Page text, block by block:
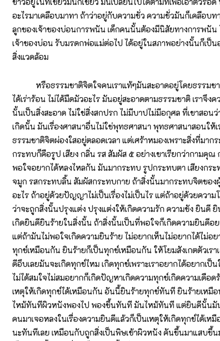
อะไรมาเคลือบมาทา ถ้าว่าอยู่กับความชั่ว ความชั่วมันก็เคลือบท
ลูกของเจ้าของบ่อนการพนัน เด็กคนนั้นต้องมีนิสัยทางการพนัน
เจ้าของบ่อน รับมรดกพ่อแม่ต่อไป ได้อยู่ในสภาพอย่างนั้นก็เป็
สิ่งแวดล้อม
หรือธรรมชาติจิตใจคนเราแท้ๆมันสะอาดอยู่โดยธรรมชา
ได้เร่าร้อน ไม่ได้มืดมัวอะไร มันอยู่สะอาดตามธรรมชาติ เราจึงค
นั้นเป็นสิ่งสะอาด ไม่ใช่สิ่งสกปรก ไม่มีบาปไม่มีอกุศล ที่เขาสอน
เกิดนั้น มันเรื่องศาสนาอื่นไม่ใช่พุทธศาสนา พุทธศาสนาสอนให้เ
ธรรมชาติจิตผ่องใสอยู่ตลอดเวลา แต่เศร้าหมองเพราะสิ่งที่มาก
กระทบก็คือรูป เสียง กลิ่น รส สัมผัส ๕ อย่างเขาเรียกว่ากามคุ
พอใจอยากได้หลงไหลกัน มันมากระทบ รูปกระทบตา เสียงกร
จมูก รสกระทบลิ้น สัมผัสกระทบกาย ถ้าสิ่งนั้นมากระทบจิตขอ
อะไร ถ้าอยู่ด้วยปัญญาไม่เป็นเรื่องไม่เป็นไร แต่ถ้าอยู่ด้วยความโ
ว่าจะถูกสิ่งนั้นปรุงแต่ง ปรุงแต่งให้เกิดความรัก ความชัง ยินดี
เกิดยินดียินร้ายในสิ่งนั้น ถ้าสิ่งนั้นเป็นที่พอใจก็เกิดความยินดีอ
แต่ถ้ามันไม่พอใจเกิดความยินร้าย ไม่อยากเห็นไม่อยากได้ไม่อ
ทุกข์เหมือนกัน ยินร้ายก็เป็นทุกข์เหมือนกัน ให้โยมสังเกตตัวเราเ
ดีอึบเลยมันจะเกิดทุกข์ไหม เกิดทุกข์เพราะเราอยากได้อยากเป็
ไม่ได้สมใจไม่สมอยากก็เกิดปัญหาเกิดความทุกข์เกิดความเดือ
เหตุให้เกิดทุกข์ได้เหมือนกัน อันนี้ยินร้ายทุกข์ทันที ยินร้ายเหมื
ไหม้ทันทีผิวหนังพองไป พองขึ้นทันที มันไหม้ทันที แต่ยินดีนั้นมั
คนมาเจอหลงในเรื่องความยินดีแล้วก็เป็นเหตุให้เกิดทุกข์ได้เห
นะทันทีเลย เหมือนกับถูกสิ่งเป็นพิษเข้าผิวหนัง คันขึ้นมาแสบขึ้